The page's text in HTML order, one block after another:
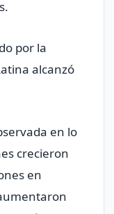
por la
alcanzó
en lo
crecieron
en